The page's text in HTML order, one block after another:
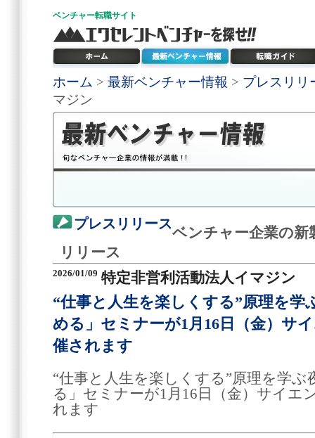
ベンチャー転職サイト
ホーム > 最新ベンチャー情報 > プレスリリ
マジン
プレスリリース
ベンチャー企業の新
リリース
2026/01/09 特定非営利活動法人イマジン
“仕事と人生を楽しくする”原理を学
める」セミナーが1月16日（金）サ
催されます
“仕事と人生を楽しくする”原理を学ぶ
る」セミナーが1月16日（金）サイエ
れます